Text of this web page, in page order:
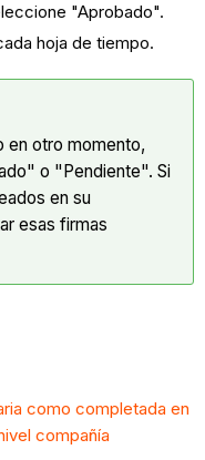
"Aprobado".
hoja de tiempo.
en otro momento,
o "Pendiente". Si
en su
esas firmas
como completada en
compañía